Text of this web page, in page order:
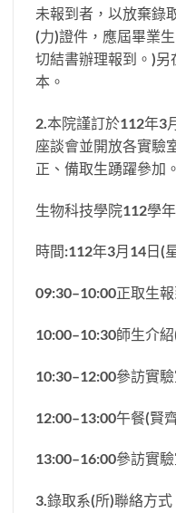
未報到者，以放棄錄
(力)證件，應屆畢業
切結書辦理報到。)
本。
2.本院謹訂於112年3
座談會並開放各實驗
正、備取生踴躍參加。
生物科技學院112學
時間:112年3月14日(
09:30–10:00正取生
10:00–10:30師生介
10:30–12:00參訪實
12:00–13:00午餐(賢
13:00–16:00參訪實
3.錄取系(所)聯絡方